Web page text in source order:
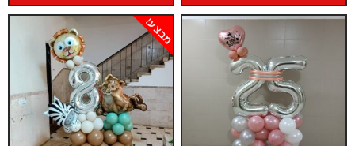
₪750.
₪680. ₪249.
₪219.
מבצע!